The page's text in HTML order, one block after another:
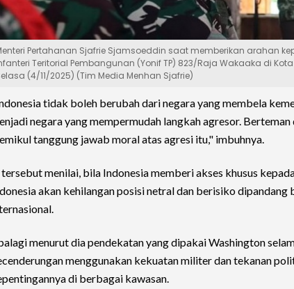
Pertahanan Sjafrie Sjamsoeddin saat memberikan arahan
Teritorial Pembangunan (Yonif TP) 823/Raja Wakaaka di
(4/11/2025) (Tim Media Menhan Sjafrie)
tidak boleh berubah dari negara yang membela
negara yang mempermudah langkah agresor.
tanggung jawab moral atas agresi itu," imbuhnya.
tersebut menilai, bila Indonesia memberi akses khusus
akan kehilangan posisi netral dan berisiko
menurut dia pendekatan yang dipakai Washington
menggunakan kekuatan militer dan tekanan
di berbagai kawasan.